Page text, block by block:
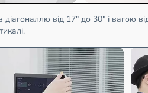
діагоналлю від 17" до 30" і вагою